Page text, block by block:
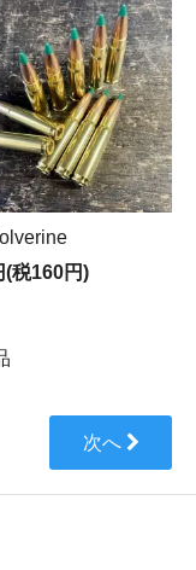
(税160円)
次へ